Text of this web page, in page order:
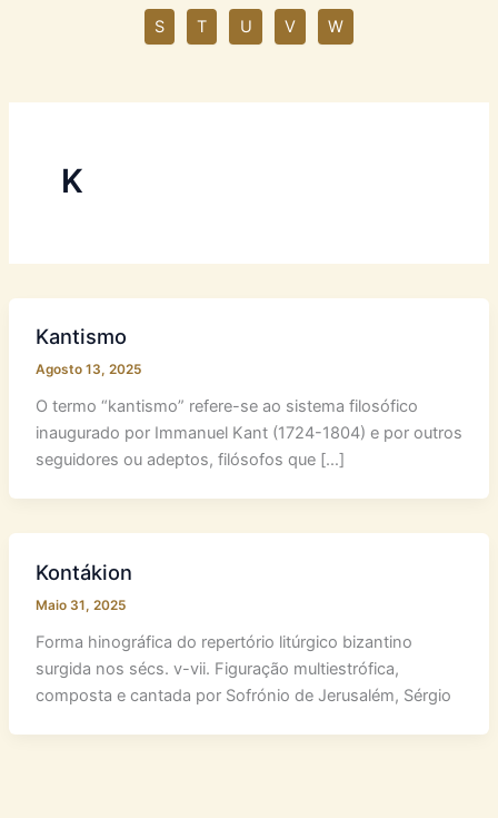
S T U V W
K
Kantismo
Agosto 13, 2025
O termo “kantismo” refere-se ao sistema filosófico
inaugurado por Immanuel Kant (1724-1804) e por outros
seguidores ou adeptos, filósofos que […]
Kontákion
Maio 31, 2025
Forma hinográfica do repertório litúrgico bizantino
surgida nos sécs. v-vii. Figuração multiestrófica,
composta e cantada por Sofrónio de Jerusalém, Sérgio